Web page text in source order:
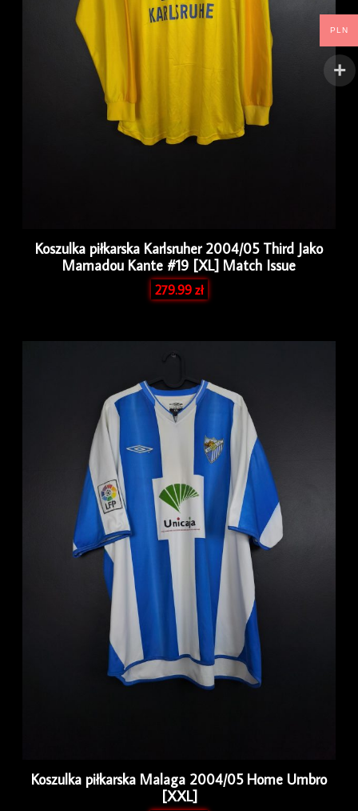
Koszulka piłkarska Karlsruher 2004/05 Third Jako
Mamadou Kante #19 [XL] Match Issue
279.99zł
Koszulka piłkarska Malaga 2004/05 Home Umbro
[XXL]
PLN